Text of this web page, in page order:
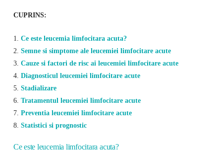
CUPRINS:
1. Ce este leucemia limfocitara acuta?
2. Semne si simptome ale leucemiei limfocitare acute
3. Cauze si factori de risc ai leucemiei limfocitare acute
4. Diagnosticul leucemiei limfocitare acute
5. Stadializare
6. Tratamentul leucemiei limfocitare acute
7. Preventia leucemiei limfocitare acute
8. Statistici si prognostic
Ce este leucemia limfocitara acuta?